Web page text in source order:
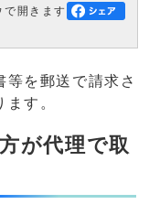
で開きます
を郵送で請求さ
す。
が代理で取